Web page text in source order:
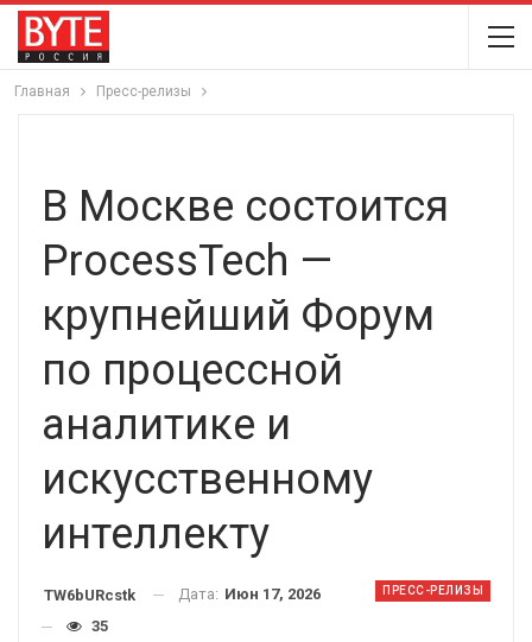
Главная Пресс-релизы
В Москве состоится
ProcessTech —
крупнейший Форум
по процессной
аналитике и
искусственному
интеллекту
ПРЕСС-РЕЛИЗЫ
TW6bURcstk Дата: Июн 17, 2026
35